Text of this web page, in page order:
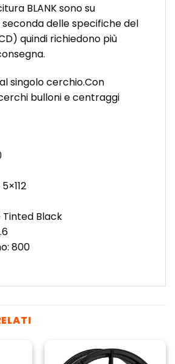
BLANK sono su
seconda delle specifiche del
quindi richiedono più
singolo cerchio.Con
bulloni e centraggi
Tinted Black
800